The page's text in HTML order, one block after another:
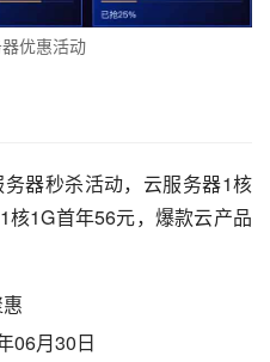
优惠活动
器秒杀活动，云服务器1核
核1G首年56元，爆款云产品
06月30日